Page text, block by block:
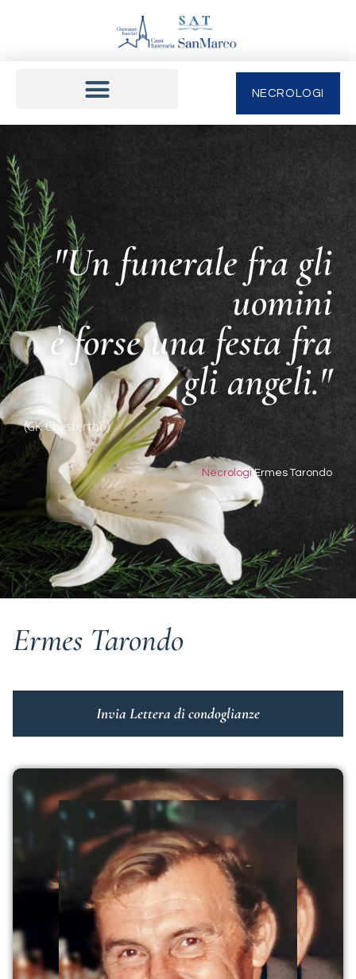
NECROLOGI
"Un funerale fra gli
uomini
è forse una festa fra
gli angeli."
(GK Chesterton)
Necrologi Ermes Tarondo
Ermes Tarondo
Invia Lettera di condoglianze